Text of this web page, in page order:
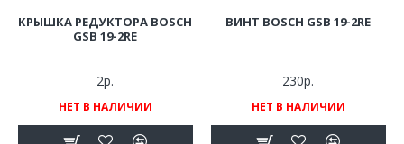
КРЫШКА РЕДУКТОРА BOSCH
GSB 19-2RE
2р.
НЕТ В НАЛИЧИИ
ВИНТ BOSCH GSB 19-2RE
230р.
НЕТ В НАЛИЧИИ